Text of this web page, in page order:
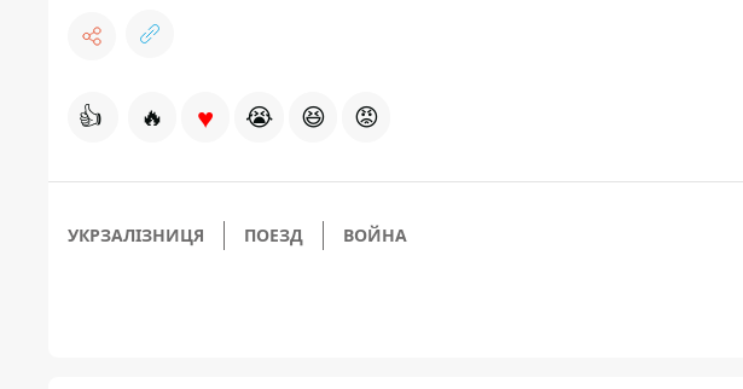
👍 🔥 ♥ 😭 😆 😡
УКРЗАЛІЗНИЦЯ ПОЕЗД ВОЙНА